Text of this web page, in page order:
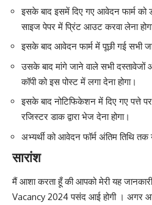
इसके बाद इसमें दिए गए आवेदन फार्म
साइज पेपर में प्रिंट आउट करवा लेना
इसके बाद आवेदन फार्म में पूछी गई सभी
उसके बाद मांगे जाने वाले सभी
कॉपी को इस पोस्ट में लगा देना होगा।
इसके बाद नोटिफिकेशन में दिए गए पत्ते
रजिस्टर डाक द्वारा भेज देना होगा।
अभ्यर्थी को आवेदन फॉर्म अंतिम तिथि
सारांश
मैं आशा करता हूँ की आपको मेरी यह
Vacancy 2024 पसंद आई होगी । अगर